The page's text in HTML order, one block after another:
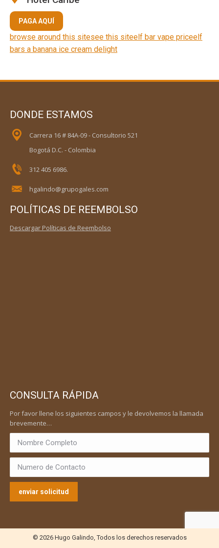
PAGA AQUÍ
browse around this sitesee this siteelf bar vape priceelf
bars a banana ice cream delight
DONDE ESTAMOS
Carrera 16 # 84A-09 - Consultorio 521
Bogotá D.C. - Colombia
312 405 6986.
hgalindo@grupogales.com
POLÍTICAS DE REEMBOLSO
Descargar Políticas de Reembolso
CONSULTA RÁPIDA
Por favor llene los siguientes campos y le devolvemos la llamada
brevemente…
© 2026 Hugo Galindo, Todos los derechos reservados